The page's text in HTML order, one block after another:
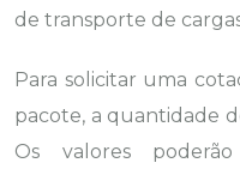
de transporte de
Para solicitar uma
pacote, a quantidade
Os valores